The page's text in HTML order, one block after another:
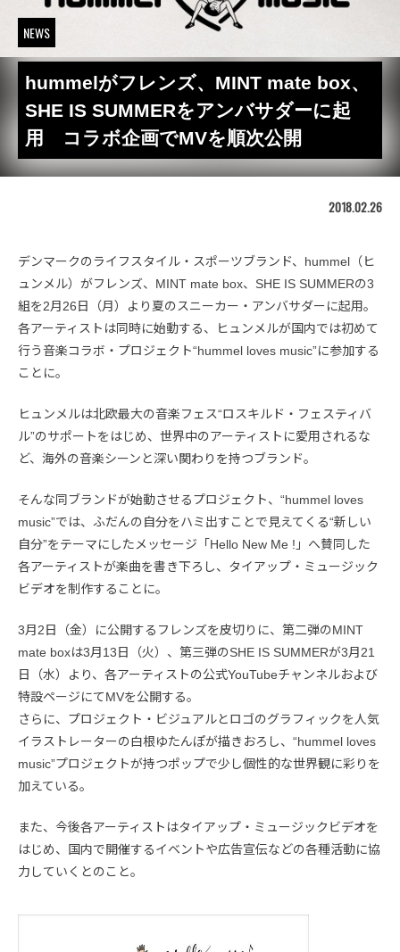
NEWS
hummelがフレンズ、MINT mate box、
SHE IS SUMMERをアンバサダーに起
用 コラボ企画でMVを順次公開
2018.02.26
デンマークのライフスタイル・スポーツブランド、hummel（ヒ
ュンメル）がフレンズ、MINT mate box、SHE IS SUMMERの3
組を2月26日（月）より夏のスニーカー・アンバサダーに起用。
各アーティストは同時に始動する、ヒュンメルが国内では初めて
行う音楽コラボ・プロジェクト“hummel loves music”に参加する
ことに。
ヒュンメルは北欧最大の音楽フェス“ロスキルド・フェスティバ
ル”のサポートをはじめ、世界中のアーティストに愛用されるな
ど、海外の音楽シーンと深い関わりを持つブランド。
そんな同ブランドが始動させるプロジェクト、“hummel loves
music”では、ふだんの自分をハミ出すことで見えてくる“新しい
自分”をテーマにしたメッセージ「Hello New Me !」へ賛同した
各アーティストが楽曲を書き下ろし、タイアップ・ミュージック
ビデオを制作することに。
3月2日（金）に公開するフレンズを皮切りに、第二弾のMINT
mate boxは3月13日（火）、第三弾のSHE IS SUMMERが3月21
日（水）より、各アーティストの公式YouTubeチャンネルおよび
特設ページにてMVを公開する。
さらに、プロジェクト・ビジュアルとロゴのグラフィックを人気
イラストレーターの白根ゆたんぽが描きおろし、“hummel loves
music”プロジェクトが持つポップで少し個性的な世界観に彩りを
加えている。
また、今後各アーティストはタイアップ・ミュージックビデオを
はじめ、国内で開催するイベントや広告宣伝などの各種活動に協
力していくとのこと。